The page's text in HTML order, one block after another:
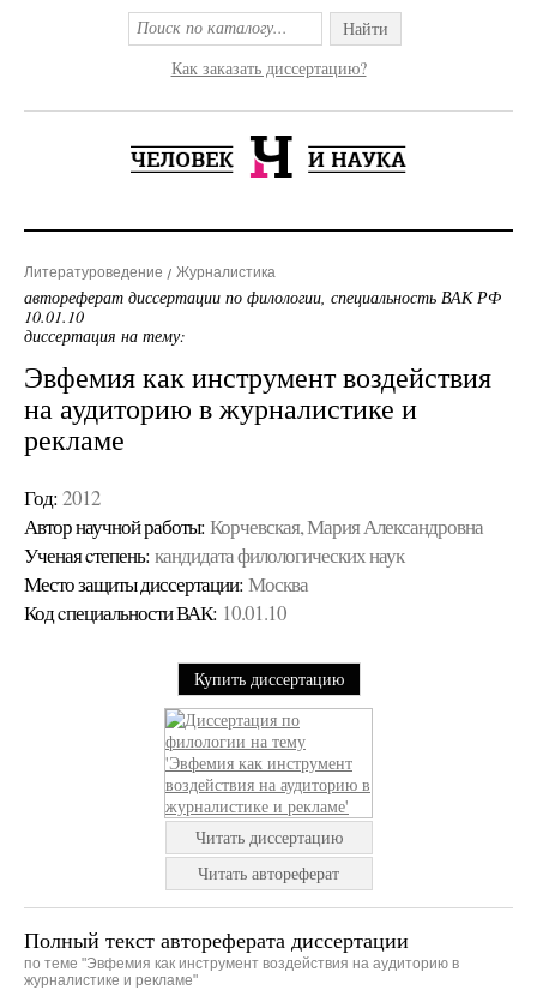
Найти
Как заказать диссертацию?
Литературоведение Журналистика
автореферат диссертации по филологии, специальность ВАК РФ
10.01.10
диссертация на тему:
Эвфемия как инструмент воздействия
на аудиторию в журналистике и
рекламе
Год: 2012
Автор научной работы: Корчевская, Мария Александровна
Ученая cтепень: кандидата филологических наук
Место защиты диссертации: Москва
Код cпециальности ВАК: 10.01.10
Купить диссертацию
Читать диссертацию
Читать автореферат
Полный текст автореферата диссертации
по теме "Эвфемия как инструмент воздействия на аудиторию в
журналистике и рекламе"